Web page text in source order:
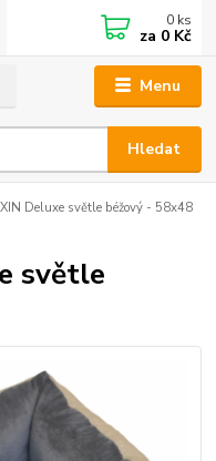
Menu
Hledat
0 ks
za 0 Kč
Deluxe světle béžový - 58x48
světle